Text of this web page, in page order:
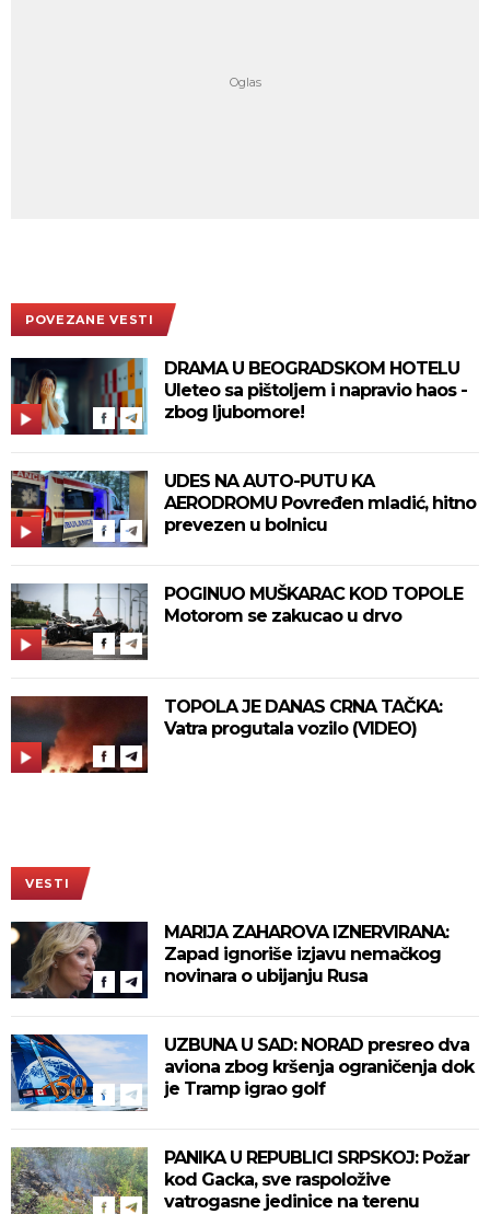
POVEZANE VESTI
DRAMA U BEOGRADSKOM HOTELU
Uleteo sa pištoljem i napravio haos -
zbog ljubomore!
UDES NA AUTO-PUTU KA
AERODROMU Povređen mladić, hitno
prevezen u bolnicu
POGINUO MUŠKARAC KOD TOPOLE
Motorom se zakucao u drvo
TOPOLA JE DANAS CRNA TAČKA:
Vatra progutala vozilo (VIDEO)
VESTI
MARIJA ZAHAROVA IZNERVIRANA:
Zapad ignoriše izjavu nemačkog
novinara o ubijanju Rusa
UZBUNA U SAD: NORAD presreo dva
aviona zbog kršenja ograničenja dok
je Tramp igrao golf
PANIKA U REPUBLICI SRPSKOJ: Požar
kod Gacka, sve raspoložive
vatrogasne jedinice na terenu